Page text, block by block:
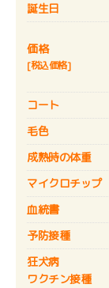
誕生日
価格
[税込価格]
コート
毛色
成熟時の体重
マイクロチップ
血統書
予防接種
狂犬病
ワクチン接種